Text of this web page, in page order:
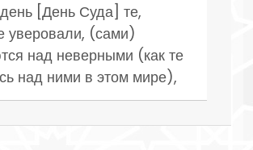
[День Суда] те,
уверовали, (сами)
над неверными (как те
над ними в этом мире),